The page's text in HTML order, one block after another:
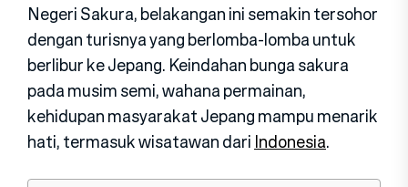
Negeri Sakura, belakangan ini semakin tersohor
dengan turisnya yang berlomba-lomba untuk
berlibur ke Jepang. Keindahan bunga sakura
pada musim semi, wahana permainan,
kehidupan masyarakat Jepang mampu menarik
hati, termasuk wisatawan dari Indonesia.